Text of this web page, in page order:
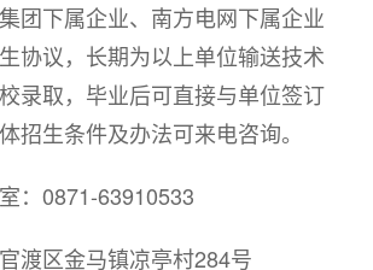
团下属企业、南方电网下属企业
协议，长期为以上单位输送技术
录取，毕业后可直接与单位签订
招生条件及办法可来电咨询。
：0871-63910533
渡区金马镇凉亭村284号